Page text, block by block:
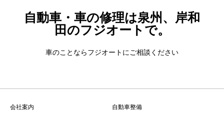
自動車・車の修理は泉州、岸和
田のフジオートで。
車のことならフジオートにご相談ください
会社案内 自動車整備